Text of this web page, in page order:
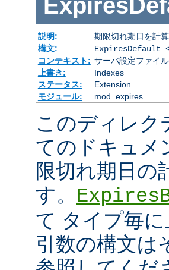
説明:
期限切れ期日を計
構文:
ExpiresDefault
コンテキスト: サーバ設定ファイ
上書き:
Indexes
ステータス:
Extension
モジュール:
mod_expires
このディレク
てのドキュメ
限切れ期日の
す。
て タイプ毎
引数の構文は